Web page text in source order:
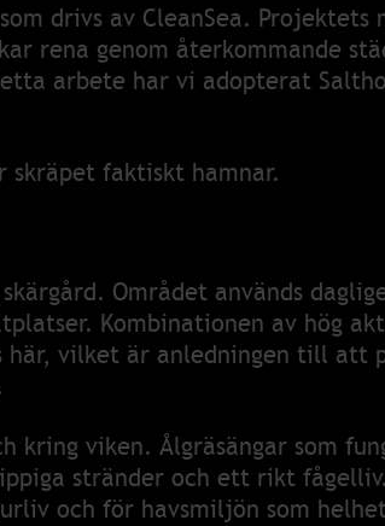
kust
100 för havet
drivs av CleanSea. Projektets
rena genom återkommande
arbete har vi adopterat
skräpet faktiskt hamnar.
Området används
Kombinationen av hög
vilket är anledningen till att
viken. Ålgräsängar som
stränder och ett rikt
och för havsmiljön som